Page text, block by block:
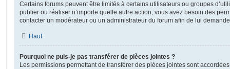
Certains forums peuvent être limités à certains utilisateurs ou groupes
publier ou réaliser n’importe quelle autre action, vous avez besoin des
contacter un modérateur ou un administrateur du forum afin de lui
Haut
Pourquoi ne puis-je pas transférer de pièces jointes ?
Les permissions permettant de transférer des pièces jointes sont